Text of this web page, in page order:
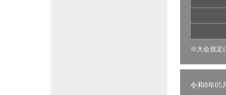
※大会規定
令和8年05